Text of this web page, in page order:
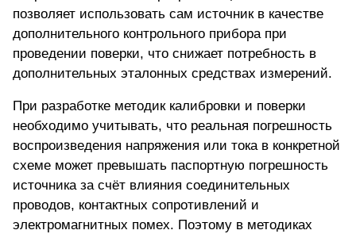
позволяет использовать сам источник в качестве
дополнительного контрольного прибора при
проведении поверки, что снижает потребность в
дополнительных эталонных средствах измерений.
При разработке методик калибровки и поверки
необходимо учитывать, что реальная погрешность
воспроизведения напряжения или тока в конкретной
схеме может превышать паспортную погрешность
источника за счёт влияния соединительных
проводов, контактных сопротивлений и
электромагнитных помех. Поэтому в методиках